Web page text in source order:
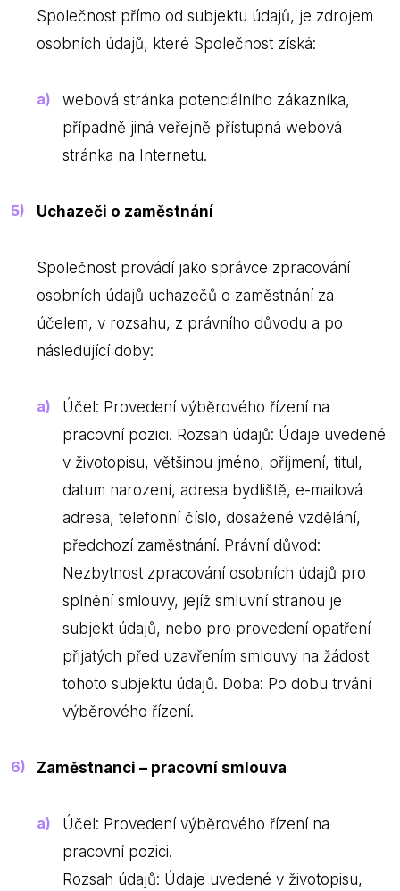
Společnost přímo od subjektu údajů, je zdrojem
osobních údajů, které Společnost získá:
webová stránka potenciálního zákazníka,
případně jiná veřejně přístupná webová
stránka na Internetu.
Uchazeči o zaměstnání
Společnost provádí jako správce zpracování
osobních údajů uchazečů o zaměstnání za
účelem, v rozsahu, z právního důvodu a po
následující doby:
Účel: Provedení výběrového řízení na
pracovní pozici. Rozsah údajů: Údaje uvedené
v životopisu, většinou jméno, příjmení, titul,
datum narození, adresa bydliště, e-mailová
adresa, telefonní číslo, dosažené vzdělání,
předchozí zaměstnání. Právní důvod:
Nezbytnost zpracování osobních údajů pro
splnění smlouvy, jejíž smluvní stranou je
subjekt údajů, nebo pro provedení opatření
přijatých před uzavřením smlouvy na žádost
tohoto subjektu údajů. Doba: Po dobu trvání
výběrového řízení.
Zaměstnanci – pracovní smlouva
Účel: Provedení výběrového řízení na
pracovní pozici.
Rozsah údajů: Údaje uvedené v životopisu,